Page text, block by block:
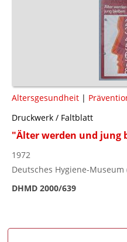
Altersgesundheit |
Druckwerk / Faltblatt
"Älter werden und jung
1972
Deutsches Hygiene-Museum
DHMD 2000/639